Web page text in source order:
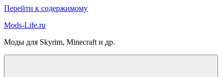
Перейти к содержимому
Mods-Life.ru
Моды для Skyrim, Minecraft и др.